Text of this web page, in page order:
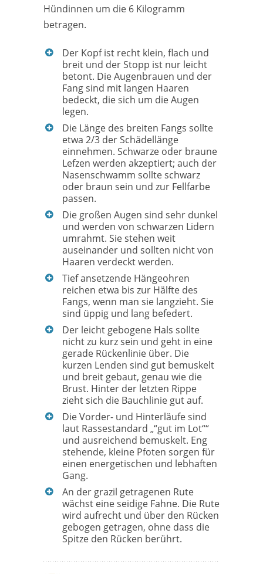
Hündinnen um die 6 Kilogramm
betragen.
Der Kopf ist recht klein, flach und
breit und der Stopp ist nur leicht
betont. Die Augenbrauen und der
Fang sind mit langen Haaren
bedeckt, die sich um die Augen
legen.
Die Länge des breiten Fangs sollte
etwa 2/3 der Schädellänge
einnehmen. Schwarze oder braune
Lefzen werden akzeptiert; auch der
Nasenschwamm sollte schwarz
oder braun sein und zur Fellfarbe
passen.
Die großen Augen sind sehr dunkel
und werden von schwarzen Lidern
umrahmt. Sie stehen weit
auseinander und sollten nicht von
Haaren verdeckt werden.
Tief ansetzende Hängeohren
reichen etwa bis zur Hälfte des
Fangs, wenn man sie langzieht. Sie
sind üppig und lang befedert.
Der leicht gebogene Hals sollte
nicht zu kurz sein und geht in eine
gerade Rückenlinie über. Die
kurzen Lenden sind gut bemuskelt
und breit gebaut, genau wie die
Brust. Hinter der letzten Rippe
zieht sich die Bauchlinie gut auf.
Die Vorder- und Hinterläufe sind
laut Rassestandard „“gut im Lot““
und ausreichend bemuskelt. Eng
stehende, kleine Pfoten sorgen für
einen energetischen und lebhaften
Gang.
An der grazil getragenen Rute
wächst eine seidige Fahne. Die Rute
wird aufrecht und über den Rücken
gebogen getragen, ohne dass die
Spitze den Rücken berührt.